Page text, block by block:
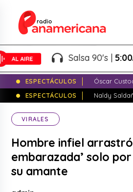
Salsa 90's |
ESPECTÁCULOS
Óscar
ESPECTÁCULOS
Naldy
VIRALES
Hombre infiel arrastró
embarazada’ solo
su amante